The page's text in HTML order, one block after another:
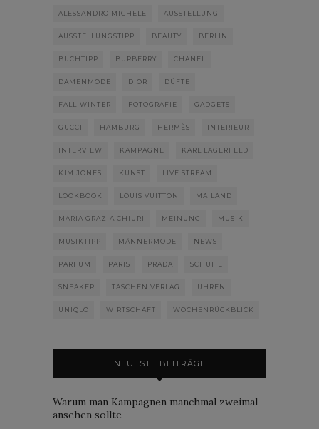
ALESSANDRO MICHELE AUSSTELLUNG
AUSSTELLUNGSTIPP BEAUTY BERLIN
BUCHTIPP BURBERRY CHANEL
DAMENMODE DIOR DÜFTE
FALL-WINTER FOTOGRAFIE GADGETS
GUCCI HAMBURG HERMÈS INTERIEUR
INTERVIEW KAMPAGNE KARL LAGERFELD
KIM JONES KUNST LIVE STREAM
LOOKBOOK LOUIS VUITTON MAILAND
MARIA GRAZIA CHIURI MEINUNG MUSIK
MUSIKTIPP MÄNNERMODE NEWS
PARFUM PARIS PRADA SCHUHE
SNEAKER TASCHEN VERLAG UHREN
UNIQLO WIRTSCHAFT WOCHENRÜCKBLICK
NEUESTE BEITRÄGE
Warum man Kampagnen manchmal zweimal
ansehen sollte